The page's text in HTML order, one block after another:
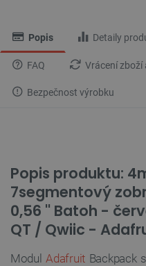
Popis Detaily
FAQ Vrácení zboží
Bezpečnost výrobku
Popis produktu:
7segmentový
0,56 '' Batoh -
QT / Qwiic -
Modul Adafruit Backpack